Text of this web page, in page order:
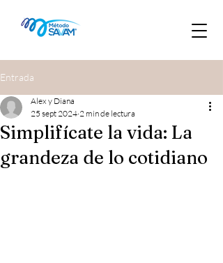
Entrada
Simplifícate la vida: La
grandeza de lo cotidiano
Alex y Diana
25 sept 2024 2 min de lectura